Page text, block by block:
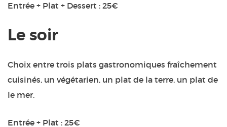
Entrée + Plat + Dessert : 25€
Le soir
Choix entre trois plats gastronomiques fraîchement
cuisinés, un végétarien, un plat de la terre, un plat de
le mer.
Entrée + Plat : 25€